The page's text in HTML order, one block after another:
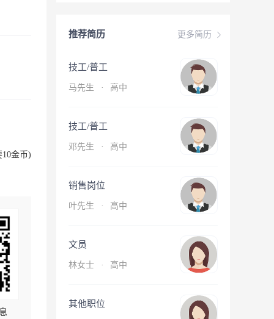
金币)
更多简历
推荐简历
技工/普工
马先生 · 高中
技工/普工
邓先生 · 高中
销售岗位
叶先生 · 高中
文员
林女士 · 高中
其他职位